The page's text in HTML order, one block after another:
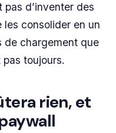
pas d’inventer des
les consolider en un
de chargement que
pas toujours.
rien, et